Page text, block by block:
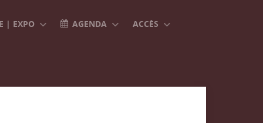
| EXPO AGENDA ACCÈS